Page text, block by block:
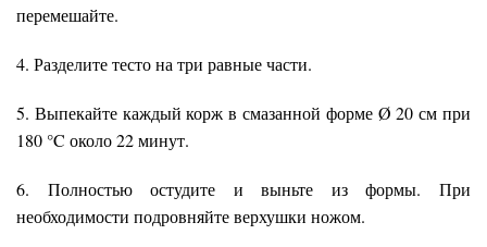
перемешайте.
4. Разделите тесто на три равные части.
5. Выпекайте каждый корж в смазанной форме Ø 20 см при
180 °C около 22 минут.
6. Полностью остудите и выньте из формы. При
необходимости подровняйте верхушки ножом.